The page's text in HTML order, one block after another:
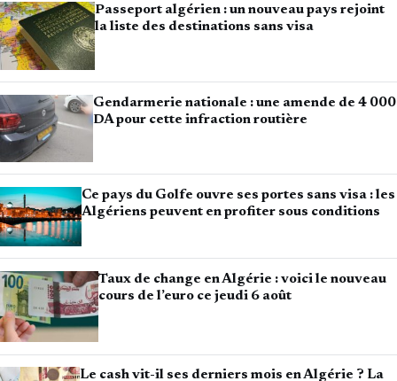
Passeport algérien : un nouveau pays rejoint
la liste des destinations sans visa
Gendarmerie nationale : une amende de 4 000
DA pour cette infraction routière
Ce pays du Golfe ouvre ses portes sans visa : les
Algériens peuvent en profiter sous conditions
Taux de change en Algérie : voici le nouveau
cours de l’euro ce jeudi 6 août
Le cash vit-il ses derniers mois en Algérie ? La